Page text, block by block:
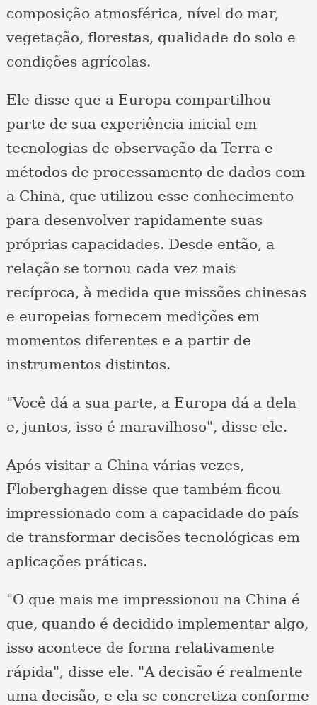
composição atmosférica, nível do mar,
vegetação, florestas, qualidade do solo e
condições agrícolas.
Ele disse que a Europa compartilhou
parte de sua experiência inicial em
tecnologias de observação da Terra e
métodos de processamento de dados com
a China, que utilizou esse conhecimento
para desenvolver rapidamente suas
próprias capacidades. Desde então, a
relação se tornou cada vez mais
recíproca, à medida que missões chinesas
e europeias fornecem medições em
momentos diferentes e a partir de
instrumentos distintos.
"Você dá a sua parte, a Europa dá a dela
e, juntos, isso é maravilhoso", disse ele.
Após visitar a China várias vezes,
Floberghagen disse que também ficou
impressionado com a capacidade do país
de transformar decisões tecnológicas em
aplicações práticas.
"O que mais me impressionou na China é
que, quando é decidido implementar algo,
isso acontece de forma relativamente
rápida", disse ele. "A decisão é realmente
uma decisão, e ela se concretiza conforme